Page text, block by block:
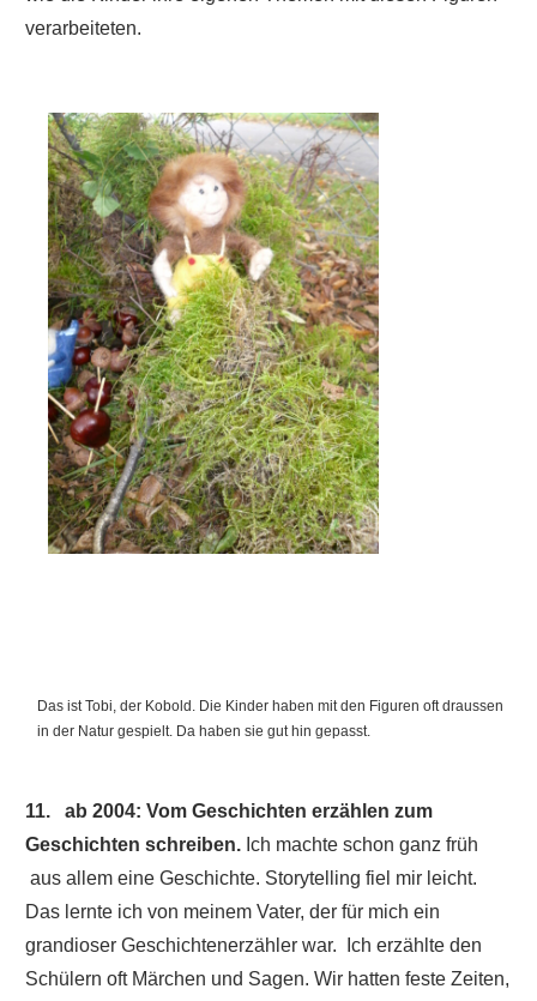
verarbeiteten.
Das ist Tobi, der Kobold. Die Kinder haben mit den Figuren oft draussen
in der Natur gespielt. Da haben sie gut hin gepasst.
11. ab 2004: Vom Geschichten erzählen zum
Geschichten schreiben. Ich machte schon ganz früh
aus allem eine Geschichte. Storytelling fiel mir leicht.
Das lernte ich von meinem Vater, der für mich ein
grandioser Geschichtenerzähler war.
Ich erzählte den
Schülern oft Märchen und Sagen. Wir hatten feste Zeiten,